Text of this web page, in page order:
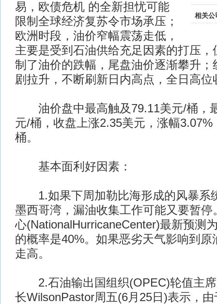
易，欧债危机
相关公
的全新担忧可能
限制全球经济复苏令市场承压；
欧洲时段，油价窄幅震荡走低，
主要是受到石油供给充足因素的打压，
制了油价的跌幅，尾盘油价逐渐攀升；
剧拉升，不断刷新日内高点，全日高位
油价盘中最高触及79.11美元/桶，
元/桶，收盘上涨2.35美元，涨幅3.07%
桶。
基本面利好因素：
1.如果下周加勒比海形成的风暴系
墨西哥湾，漏油收集工作可能又要暂停
心(NationalHurricaneCenter)最新预测
的概率是40%。如果恶劣天气影响到原
走高。
2.石油输出国组织(OPEC)轮值主席
长WilsonPastor周五(6月25日)表示，